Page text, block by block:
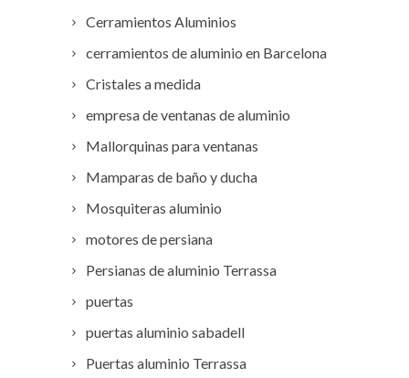
Cerramientos Aluminios
cerramientos de aluminio en Barcelona
Cristales a medida
empresa de ventanas de aluminio
Mallorquinas para ventanas
Mamparas de baño y ducha
Mosquiteras aluminio
motores de persiana
Persianas de aluminio Terrassa
puertas
puertas aluminio sabadell
Puertas aluminio Terrassa